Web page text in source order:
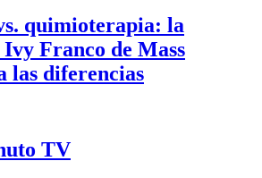
quimioterapia: la
Franco de Mass
las diferencias
TV